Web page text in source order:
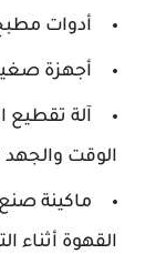
أدوات
أجهزة
آلة تقطيع
الوقت
ماكينة
القهوة أثناء